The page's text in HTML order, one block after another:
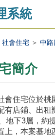
系統
社會住宅＞ 中路
簡介
會住宅位於
有店鋪、出
地下3層，約
上，本案基地